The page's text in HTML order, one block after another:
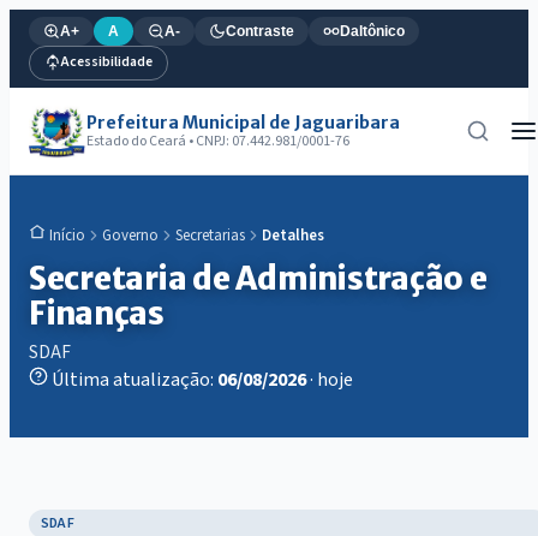
A+ A A- Contraste Daltônico
Acessibilidade
Prefeitura Municipal de Jaguaribara
Estado do Ceará • CNPJ: 07.442.981/0001-76
Início Governo Secretarias Detalhes
Secretaria de Administração e
Finanças
SDAF
Última atualização: 06/08/2026· hoje
SDAF